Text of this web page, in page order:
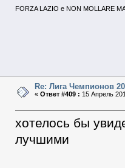
FORZA LAZIO e NON MOLLARE
Re: Лига Чемпионов
«Ответ #409 : 15 Апрель
хотелось бы
лучшими